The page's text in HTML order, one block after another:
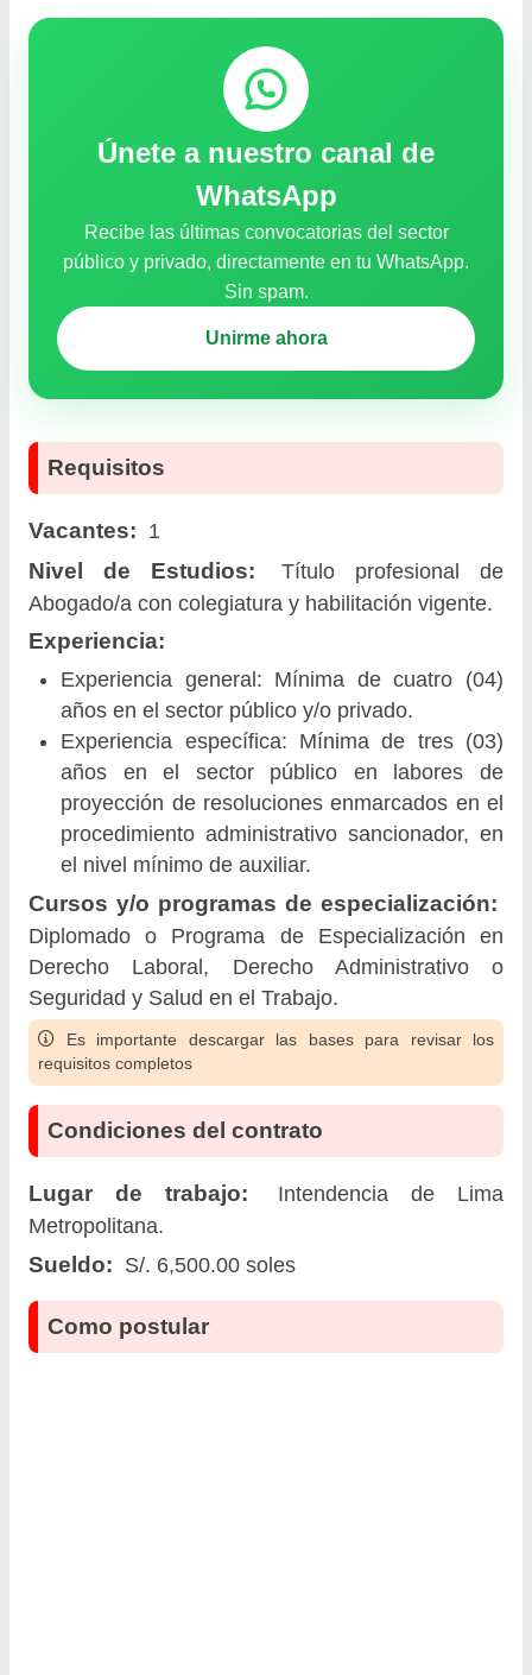
Únete a nuestro canal de
WhatsApp
Recibe las últimas convocatorias del sector
público y privado, directamente en tu WhatsApp.
Sin spam.
Unirme ahora
Requisitos
Vacantes: 1
Nivel de Estudios:
Título profesional de
Abogado/a con colegiatura y habilitación vigente.
Experiencia:
Experiencia general: Mínima de cuatro (04)
años en el sector público y/o privado.
Experiencia específica: Mínima de tres (03)
años en el sector público en labores de
proyección de resoluciones enmarcados en el
procedimiento administrativo sancionador, en
el nivel mínimo de auxiliar.
Cursos y/o programas de especialización:
Diplomado o Programa de Especialización en
Derecho Laboral, Derecho Administrativo o
Seguridad y Salud en el Trabajo.
Es importante descargar las bases para revisar los
requisitos completos
Condiciones del contrato
Lugar de trabajo:
Intendencia de Lima
Metropolitana.
Sueldo: S/. 6,500.00 soles
Como postular